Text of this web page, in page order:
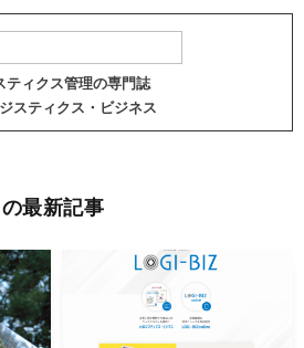
ティクス管理の専門誌
スティクス・ビジネス
最新記事